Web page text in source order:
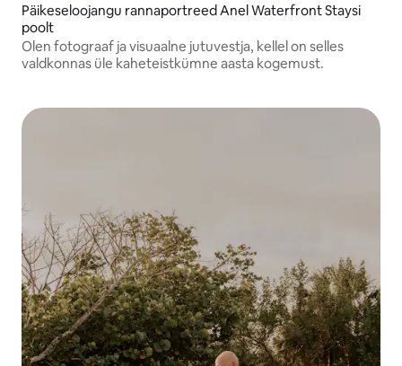
Päikeseloojangu rannaportreed Anel Waterfront Staysi
poolt
Olen fotograaf ja visuaalne jutuvestja, kellel on selles
valdkonnas üle kaheteistkümne aasta kogemust.